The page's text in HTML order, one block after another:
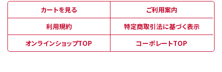
カートを見る
ご利用案内
利用規約
特定商取引法に基づく表示
オンラインショップTOP
コーポレートTOP